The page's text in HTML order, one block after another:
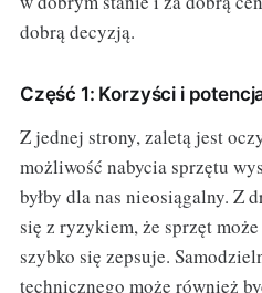
dobrą decyzją.
Część 1: Korzyści i
Z jednej strony, zaletą jest
możliwość nabycia sprzętu
byłby dla nas nieosiągalny. Z
się z ryzykiem, że sprzęt
szybko się zepsuje.
technicznego może również